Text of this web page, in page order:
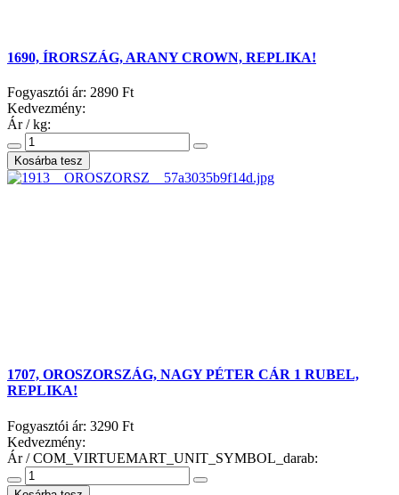
1690, ÍRORSZÁG, ARANY CROWN, REPLIKA!
Fogyasztói ár: 2890 Ft
Kedvezmény:
Ár / kg:
1707, OROSZORSZÁG, NAGY PÉTER CÁR 1 RUBEL,
REPLIKA!
Fogyasztói ár: 3290 Ft
Kedvezmény:
Ár / COM_VIRTUEMART_UNIT_SYMBOL_darab: